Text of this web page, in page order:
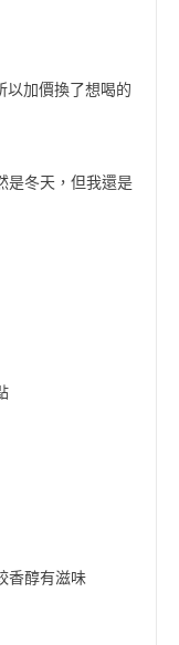
以加價換了想喝的
是冬天，但我還是
香醇有滋味